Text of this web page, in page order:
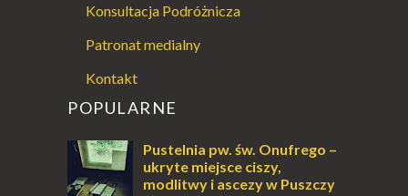
Konsultacja Podróżnicza
Patronat medialny
Kontakt
POPULARNE
Pustelnia pw. św. Onufrego –
ukryte miejsce ciszy,
modlitwy i ascezy w Puszczy